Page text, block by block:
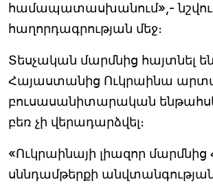
համապատասխանում»,-
հաղորդագրության մեջ։
Տեսչական մարմնից հայտնել
Հայաստանից Ուկրաինա
բուսասանիտարական
բեռ չի վերադարձվել։
«Ուկրաինայի լիազոր մարմնից
սննդամթերքի